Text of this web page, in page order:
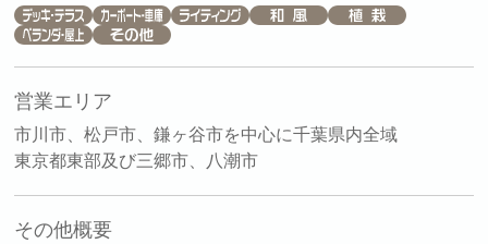
営業エリア
市川市、松戸市、鎌ヶ谷市を中心に千葉県内全域
東京都東部及び三郷市、八潮市
その他概要